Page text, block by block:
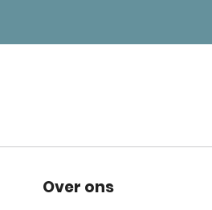
Over ons